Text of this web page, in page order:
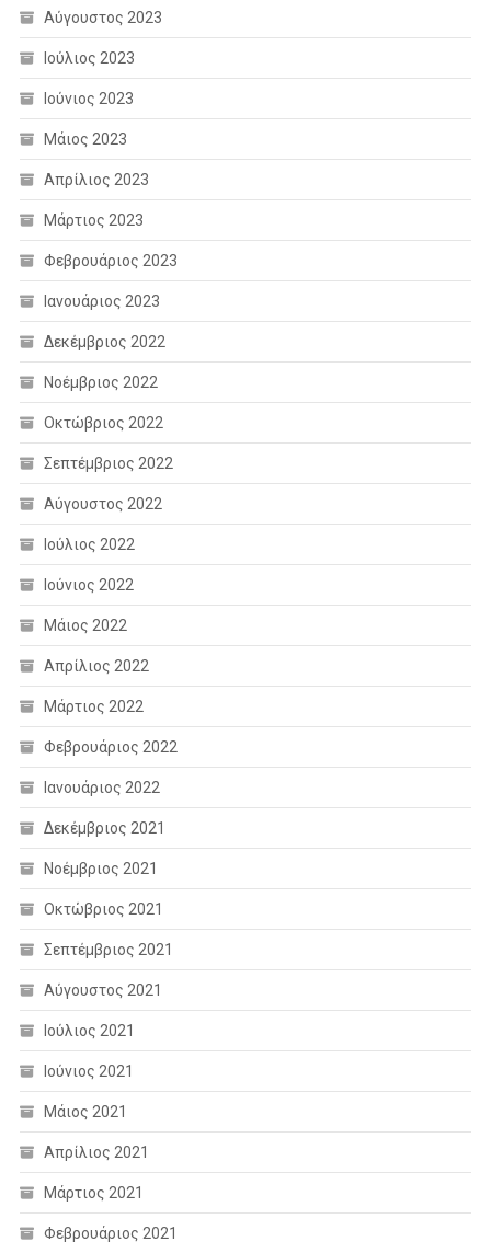
Αύγουστος 2023
Ιούλιος 2023
Ιούνιος 2023
Μάιος 2023
Απρίλιος 2023
Μάρτιος 2023
Φεβρουάριος 2023
Ιανουάριος 2023
Δεκέμβριος 2022
Νοέμβριος 2022
Οκτώβριος 2022
Σεπτέμβριος 2022
Αύγουστος 2022
Ιούλιος 2022
Ιούνιος 2022
Μάιος 2022
Απρίλιος 2022
Μάρτιος 2022
Φεβρουάριος 2022
Ιανουάριος 2022
Δεκέμβριος 2021
Νοέμβριος 2021
Οκτώβριος 2021
Σεπτέμβριος 2021
Αύγουστος 2021
Ιούλιος 2021
Ιούνιος 2021
Μάιος 2021
Απρίλιος 2021
Μάρτιος 2021
Φεβρουάριος 2021